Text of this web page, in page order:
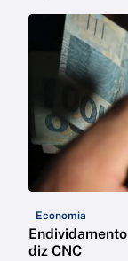
Economia
diz CNC